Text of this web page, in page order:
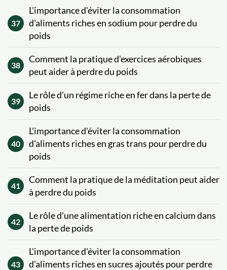
37
L'importance d'éviter la consommation
d'aliments riches en sodium pour perdre du
poids
38
Comment la pratique d'exercices aérobiques
peut aider à perdre du poids
39
Le rôle d'un régime riche en fer dans la perte de
poids
40
L'importance d'éviter la consommation
d'aliments riches en gras trans pour perdre du
poids
41
Comment la pratique de la méditation peut aider
à perdre du poids
42
Le rôle d'une alimentation riche en calcium dans
la perte de poids
43
L'importance d'éviter la consommation
d'aliments riches en sucres ajoutés pour perdre